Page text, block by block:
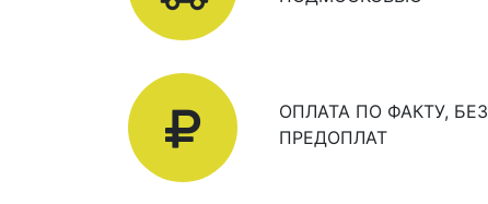
ОПЛАТА ПО ФАКТУ, БЕЗ
ПРЕДОПЛАТ